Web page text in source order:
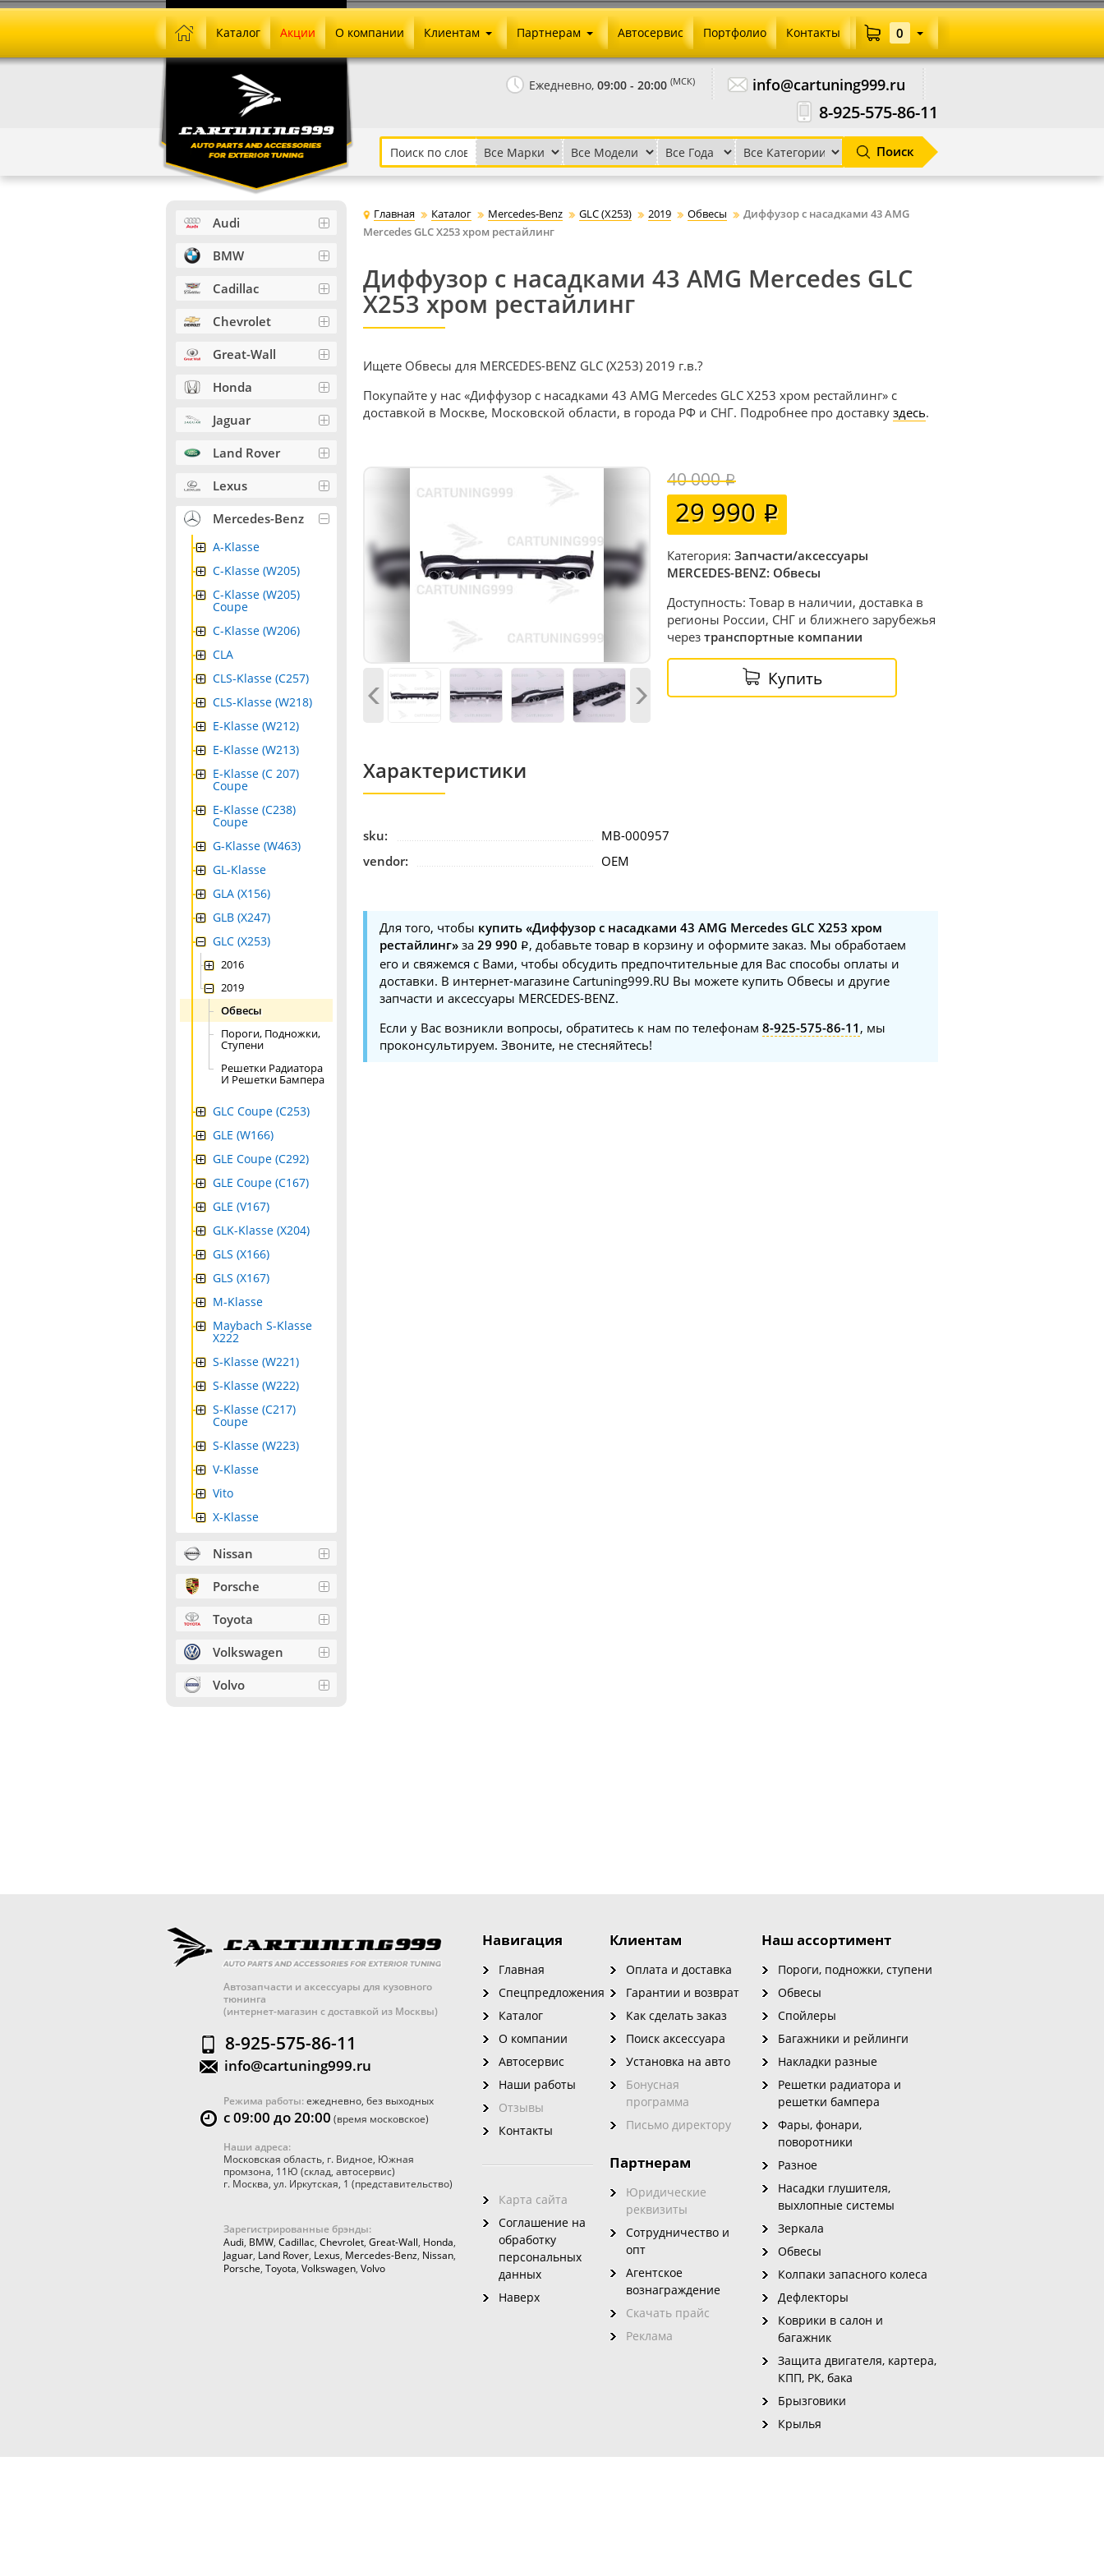
Ежедневно, 09:00 - 20:00 (МСК) info@cartuning999.ru
8-925-575-86-11
Поиск
Каталог Акции О компании Клиентам
Как сделать заказ
Установка на авто
Письмо директору
Партнерам
Агентское вознаграждение
Скачать прайс
Автосервис Портфолио Контакты 0
Главная Каталог Mercedes-Benz GLC (X253) 2019 Обвесы
Диффузор с насадками 43 AMG
Mercedes GLC X253 хром рестайлинг
Диффузор с насадками 43 AMG Mercedes GLC
X253 хром рестайлинг
Ищете Обвесы для MERCEDES-BENZ GLC (X253) 2019 г.в.?
Покупайте у нас «Диффузор с насадками 43 AMG Mercedes GLC X253 хром рестайлинг» с
доставкой в Москве, Московской области, в города РФ и СНГ. Подробнее про доставку здесь.
40 000
29 990
Категория: Запчасти/аксессуары
MERCEDES-BENZ: Обвесы
Доступность: Товар в наличии, доставка в
регионы России, СНГ и ближнего зарубежья
через транспортные компании
Купить
Характеристики
sku:
MB-000957
vendor:
OEM
Для того, чтобы купить «Диффузор с насадками 43 AMG Mercedes GLC X253 хром
рестайлинг» за 29 990
, добавьте товар в корзину и оформите заказ. Мы обработаем
его и свяжемся с Вами, чтобы обсудить предпочтительные для Вас способы оплаты и
доставки. В интернет-магазине Cartuning999.RU Вы можете купить Обвесы и другие
запчасти и аксессуары MERCEDES-BENZ.
Если у Вас возникли вопросы, обратитесь к нам по телефонам 8-925-575-86-11 , мы
проконсультируем. Звоните, не стесняйтесь!
Audi
BMW
Cadillac
Chevrolet
Great-Wall
Honda
Jaguar
Land Rover
Lexus
Mercedes-Benz
A-Klasse
C-Klasse (W205)
C-Klasse (W205)
Coupe
C-Klasse (W206)
CLA
CLS-Klasse (C257)
CLS-Klasse (W218)
E-Klasse (W212)
E-Klasse (W213)
E-Klasse (C 207)
Coupe
E-Klasse (C238)
Coupe
G-Klasse (W463)
GL-Klasse
GLA (X156)
GLB (X247)
GLC (X253)
2016
2019
Обвесы
Пороги, Подножки,
Ступени
Решетки Радиатора
И Решетки Бампера
GLC Coupe (C253)
GLE (W166)
GLE Coupe (C292)
GLE Coupe (C167)
GLE (V167)
GLK-Klasse (X204)
GLS (X166)
GLS (X167)
M-Klasse
Maybach S-Klasse
X222
S-Klasse (W221)
S-Klasse (W222)
S-Klasse (C217)
Coupe
S-Klasse (W223)
V-Klasse
Vito
X-Klasse
Nissan
Porsche
Toyota
Volkswagen
Volvo
Автозапчасти и аксессуары для кузовного
тюнинга
(интернет-магазин с доставкой из Москвы)
8-925-575-86-11
info@cartuning999.ru
Режима работы:ежедневно, без выходных
с 09:00 до 20:00 (время московское)
Наши адреса:
Московская область, г. Видное, Южная
промзона, 11Ю (склад, автосервис)
г. Москва, ул. Иркутская, 1 (представительство)
Зарегистрированные брэнды:
Audi, BMW, Cadillac, Chevrolet, Great-Wall, Honda,
Jaguar, Land Rover, Lexus, Mercedes-Benz, Nissan,
Porsche, Toyota, Volkswagen, Volvo
Наш ассортимент
Пороги, подножки, ступени
Обвесы
Спойлеры
Багажники и рейлинги
Накладки разные
Решетки радиатора и
решетки бампера
Фары, фонари,
поворотники
Разное
Насадки глушителя,
выхлопные системы
Зеркала
Обвесы
Колпаки запасного колеса
Дефлекторы
Коврики в салон и
багажник
Защита двигателя, картера,
КПП, РК, бака
Брызговики
Крылья
Навигация
Главная
Спецпредложения
Каталог
О компании
Автосервис
Наши работы
Отзывы
Контакты
Карта сайта
Соглашение на
обработку
персональных
данных
Наверх
Клиентам
Оплата и доставка
Гарантии и возврат
Как сделать заказ
Поиск аксессуара
Установка на авто
Бонусная
программа
Письмо директору
Партнерам
Юридические
реквизиты
Сотрудничество и
опт
Агентское
вознаграждение
Скачать прайс
Реклама